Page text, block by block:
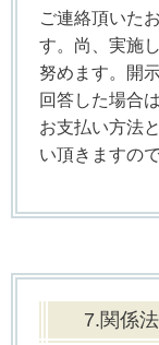
ご連絡頂いた
す。尚、実施
努めます。開
回答した場合
お支払い方法
い頂きますの
7.関係